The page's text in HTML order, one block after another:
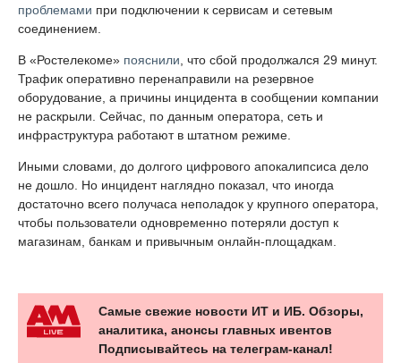
проблемами при подключении к сервисам и сетевым
соединением.
В «Ростелекоме» пояснили, что сбой продолжался 29 минут.
Трафик оперативно перенаправили на резервное
оборудование, а причины инцидента в сообщении компании
не раскрыли. Сейчас, по данным оператора, сеть и
инфраструктура работают в штатном режиме.
Иными словами, до долгого цифрового апокалипсиса дело
не дошло. Но инцидент наглядно показал, что иногда
достаточно всего получаса неполадок у крупного оператора,
чтобы пользователи одновременно потеряли доступ к
магазинам, банкам и привычным онлайн-площадкам.
Самые свежие новости ИТ и ИБ. Обзоры,
аналитика, анонсы главных ивентов
Подписывайтесь на телеграм-канал!